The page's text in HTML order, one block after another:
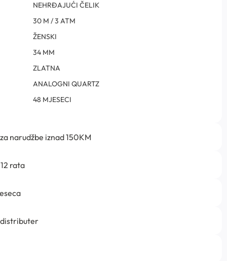
NEHRĐAJUĆI ČELIK
30 M / 3 ATM
ŽENSKI
34 MM
ZLATNA
ANALOGNI QUARTZ
48 MJESECI
narudžbe iznad 150KM
rata